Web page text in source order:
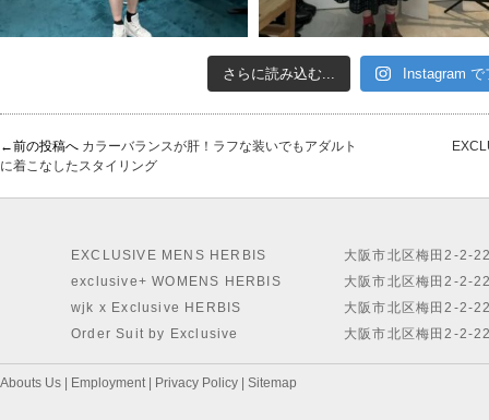
さらに読み込む... Instagram
←前の投稿へ カラーバランスが肝！ラフな装いでもアダルト
に着こなしたスタイリング
EXCLUSIVE MENS HERBIS
exclusive+ WOMENS HERBIS
wjk x Exclusive HERBIS
Order Suit by Exclusive
大阪市北区梅田2-2-
大阪市北区梅田2-2-
大阪市北区梅田2-2-
大阪市北区梅田2-2-
Abouts Us Employment| Privacy Policy Sitemap